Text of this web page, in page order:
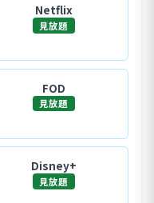
Netflix
見放題
FOD
見放題
Disney+
見放題